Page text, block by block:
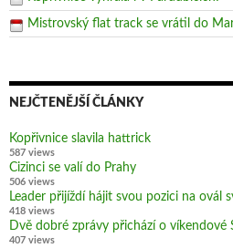
Mistrovský flat track se vrátil do
NEJČTENĚJŠÍ ČLÁNKY
Kopřivnice slavila hattrick
587 views
Cizinci se valí do Prahy
506 views
Leader přijíždí hájit svou pozici na ovál
418 views
Dvě dobré zprávy přichází o víkendové
407 views